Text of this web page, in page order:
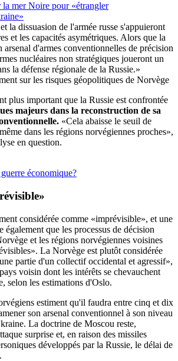
mer Noire pour «étrangler
la dissuasion de l'armée russe s'appuieront
et les capacités asymétriques. Alors que la
arsenal d'armes conventionnelles de précision
nucléaires non stratégiques joueront un
la défense régionale de la Russie.»
sur les risques géopolitiques de Norvège
plus important que la Russie est confrontée
majeurs dans la reconstruction de sa
«Cela abaisse le seuil de
dans les régions norvégiennes proches»,
en question.
économique?
considérée comme «imprévisible», et une
également que les processus de décision
et les régions norvégiennes voisines
La Norvège est plutôt considérée
partie d'un collectif occidental et agressif»,
voisin dont les intérêts se chevauchent
selon les estimations d'Oslo.
estiment qu'il faudra entre cinq et dix
son arsenal conventionnel à son niveau
La doctrine de Moscou reste,
surprise et, en raison des missiles
développés par la Russie, le délai de